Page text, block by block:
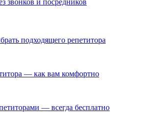
подходящего репетитора
— как вам комфортно
— всегда бесплатно